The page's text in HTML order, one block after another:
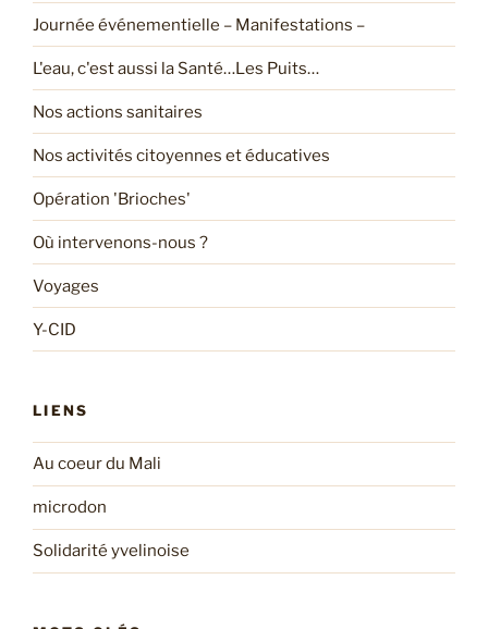
Journée événementielle – Manifestations –
L'eau, c'est aussi la Santé…Les Puits…
Nos actions sanitaires
Nos activités citoyennes et éducatives
Opération 'Brioches'
Où intervenons-nous ?
Voyages
Y-CID
LIENS
Au coeur du Mali
microdon
Solidarité yvelinoise